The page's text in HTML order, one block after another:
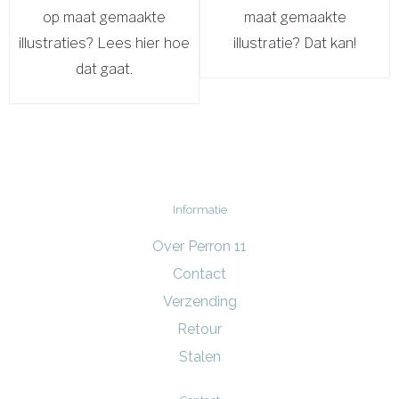
op maat gemaakte
illustraties? Lees hier hoe
dat gaat.
maat gemaakte
illustratie? Dat kan!
Informatie
Over Perron 11
Contact
Verzending
Retour
Stalen